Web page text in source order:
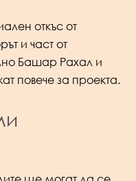
откъс от
и част от
Башар Рахал и
повече за проекта.